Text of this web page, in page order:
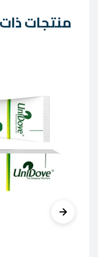
منتجات